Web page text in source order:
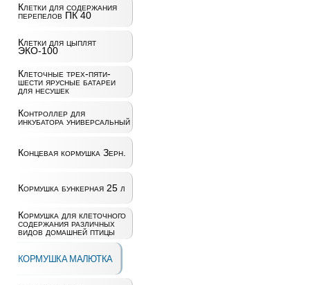
Клетки для содержания
перепелов ПК 40
Клетки для цыплят
ЭКО-100
Клеточные трех-пяти-
шести ярусные батареи
для несушек
Контроллер для
инкубатора универсальный
Концевая кормушка Зерн.
Кормушка бункерная 25 л
Кормушка для клеточного
содержания различных
видов домашней птицы
КОРМУШКА МАЛЮТКА